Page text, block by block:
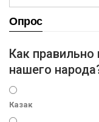
Опрос
Как
нашего
Казак